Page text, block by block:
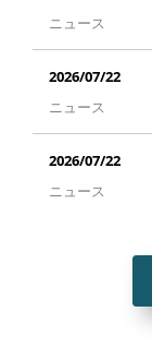
ニュース
ニュース
ニュース